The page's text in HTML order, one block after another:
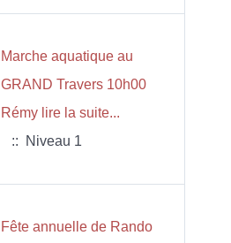
Marche aquatique au
GRAND Travers 10h00
Rémy lire la suite...
:: Niveau 1
Fête annuelle de Rando